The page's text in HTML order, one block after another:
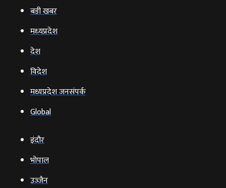
बड़ी खबर
मध्‍यप्रदेश
देश
विदेश
मध्यप्रदेश जनसंपर्क
Global
इंदौर
भोपाल
उज्‍जैन